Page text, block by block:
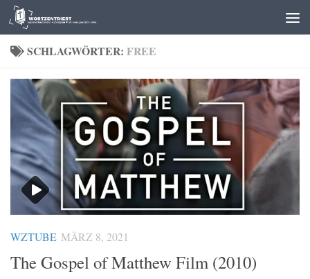
Zum Inhalt springen
SCHLAGWÖRTER: FREE
WZTUBE MÄRZ 8, 2021
The Gospel of Matthew Film (2010)